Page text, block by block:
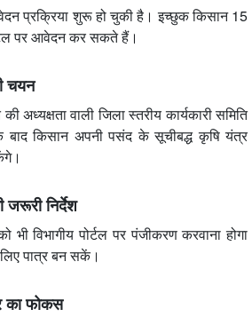
प्रक्रिया शुरू हो चुकी है। इच्छुक किसान 15
पर आवेदन कर सकते हैं।
चयन
अध्यक्षता वाली जिला स्तरीय कार्यकारी समिति
बाद किसान अपनी पसंद के सूचीबद्ध कृषि यंत्र
जरूरी निर्देश
भी विभागीय पोर्टल पर पंजीकरण करवाना होगा
पात्र बन सकें।
का फोकस